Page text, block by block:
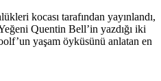
kocası tarafından yayınlandı,
Quentin Bell’in yazdığı iki
yaşam öyküsünü anlatan en